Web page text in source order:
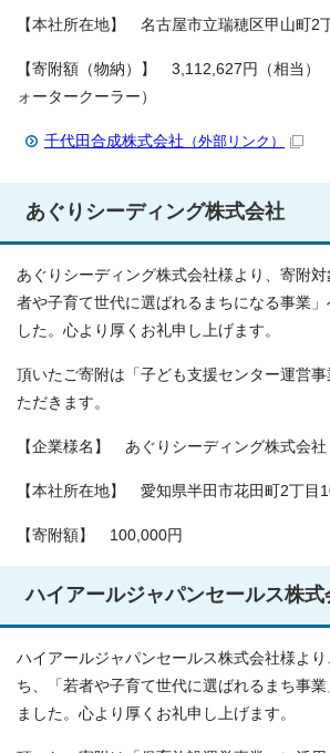
【本社所在地】 名古屋市立瑞穂区甲山町2
【寄附額（物納）】 3,112,627円（相当）
ォータークーラー）
千代田合成株式会社 （外部リンク）
あぐりシーディング株式会社
あぐりシーディング株式会社様より、寄附
者や子育て世代に選ばれるまちになる事業
した。心より厚くお礼申し上げます。
頂いたご寄附は「子ども支援センター運営
ただきます。
【企業様名】 あぐりシーディング株式会社
【本社所在地】 愛知県半田市花田町2丁目
【寄附額】 100,000円
ハイアールジャパンセールス株式
ハイアールジャパンセールス株式会社様よ
ち、「若者や子育て世代に選ばれるまち事
ました。心より厚くお礼申し上げます。